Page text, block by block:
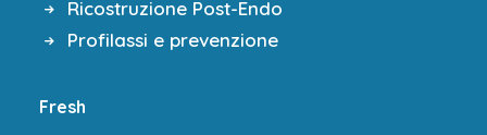
Ricostruzione Post-Endo
Profilassi e prevenzione
Fresh